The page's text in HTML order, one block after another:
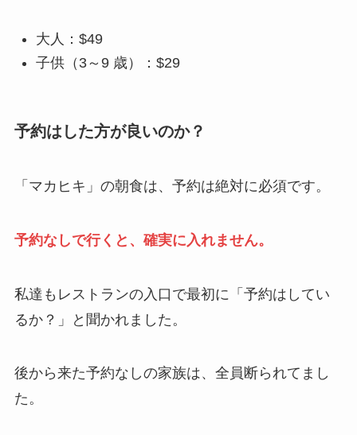
大人：$49
子供（3～9 歳）：$29
予約はした方が良いのか？
「マカヒキ」の朝食は、予約は絶対に必須です。
予約なしで行くと、確実に入れません。
私達もレストランの入口で最初に「予約はしてい
るか？」と聞かれました。
後から来た予約なしの家族は、全員断られてまし
た。